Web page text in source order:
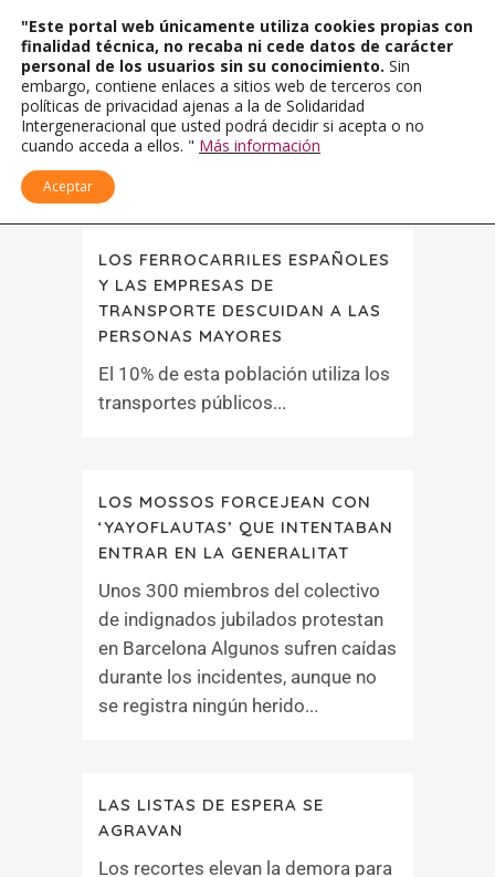
LOS FERROCARRILES ESPAÑOLES
Y LAS EMPRESAS DE
TRANSPORTE DESCUIDAN A LAS
PERSONAS MAYORES
El 10% de esta población utiliza los
transportes públicos...
LOS MOSSOS FORCEJEAN CON
‘YAYOFLAUTAS’ QUE INTENTABAN
ENTRAR EN LA GENERALITAT
Unos 300 miembros del colectivo
de indignados jubilados protestan
en Barcelona Algunos sufren caídas
durante los incidentes, aunque no
se registra ningún herido...
LAS LISTAS DE ESPERA SE
AGRAVAN
Los recortes elevan la demora para
"Este portal web únicamente utiliza cookies propias con
finalidad técnica, no recaba ni cede datos de carácter
personal de los usuarios sin su conocimiento. Sin
embargo, contiene enlaces a sitios web de terceros con
políticas de privacidad ajenas a la de Solidaridad
Intergeneracional que usted podrá decidir si acepta o no
cuando acceda a ellos. " Más información
Aceptar